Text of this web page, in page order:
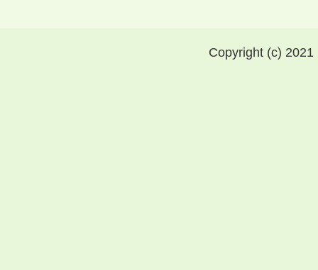
Copyright (c)